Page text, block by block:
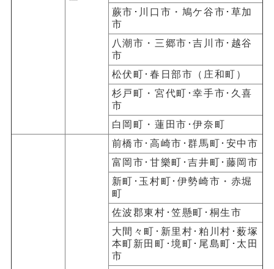
蕨市･川口市・鳩ケ谷市･草加
市
八潮市・三郷市･吉川市･越谷
市
松伏町･春日部市（庄和町）
杉戸町・宮代町･幸手市･久喜
市
白岡町・蓮田市･伊奈町
前橋市･高崎市･群馬町･安中市
富岡市･甘樂町･吉井町･藤岡市
新町･玉村町･伊勢崎市・赤堀
町
佐波郡東村･笠懸町･桐生市
大間々町･新里村･粕川村･薮塚
本町新田町･境町･尾島町･太田
市